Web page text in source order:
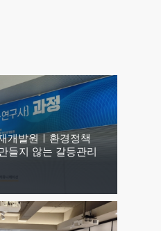
개발원ㅣ환경정책
들지 않는 갈등관리